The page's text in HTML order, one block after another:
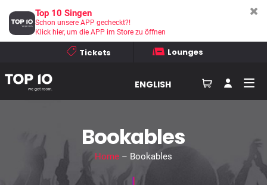
Tickets Lounges
ENGLISH
Bookables
Home– Bookables
Top 10 Singen
Schon unsere APP gecheckt?!
Klick hier, um die APP im Store zu öffnen